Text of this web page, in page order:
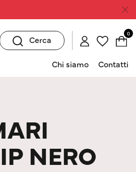
Cerca
0
Chi siamo Contatti
NERO